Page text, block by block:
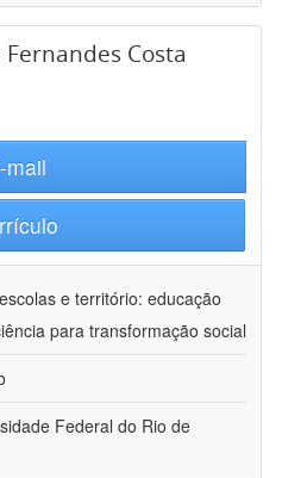
Costa
mail
e território: educação
para transformação social
Federal do Rio de